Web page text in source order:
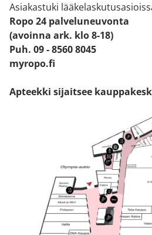
Asiakastuki
Ropo 24 palveluneuvonta
(avoinna ark. klo 8-18)
Puh. 09 - 8560 8045
myropo.fi
Apteekki sijaitsee